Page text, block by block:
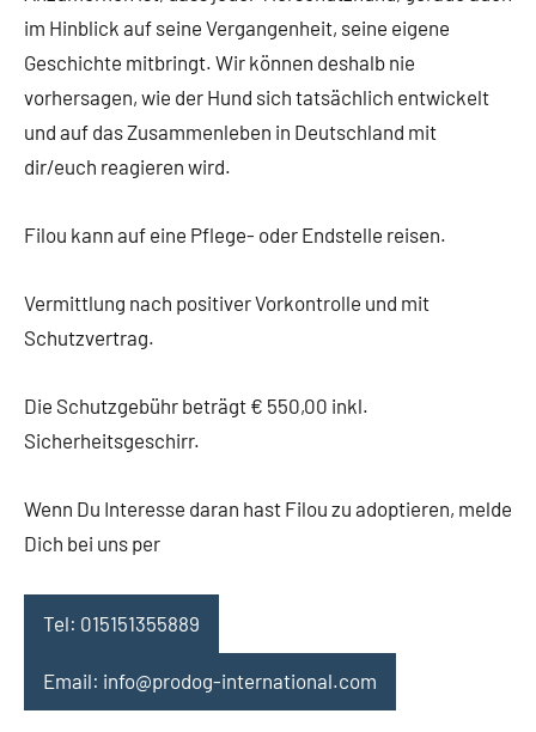
im Hinblick auf seine Vergangenheit, seine eigene
Geschichte mitbringt. Wir können deshalb nie
vorhersagen, wie der Hund sich tatsächlich entwickelt
und auf das Zusammenleben in Deutschland mit
dir/euch reagieren wird.
Filou kann auf eine Pflege- oder Endstelle reisen.
Vermittlung nach positiver Vorkontrolle und mit
Schutzvertrag.
Die Schutzgebühr beträgt € 550,00 inkl.
Sicherheitsgeschirr.
Wenn Du Interesse daran hast Filou zu adoptieren, melde
Dich bei uns per
Tel: 015151355889
Email: info@prodog-international.com